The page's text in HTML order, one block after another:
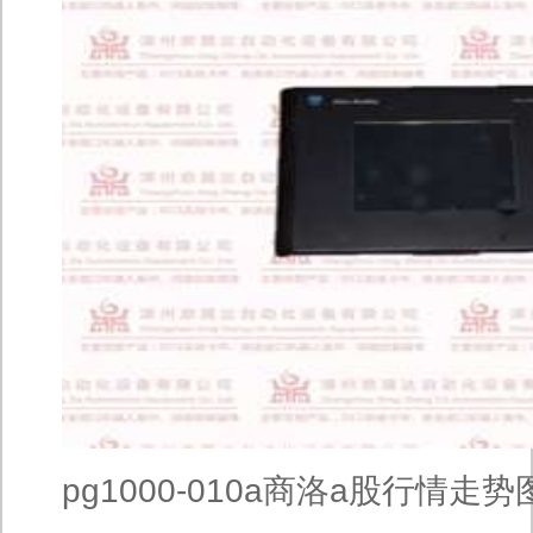
pg1000-010a商洛a股行情走势